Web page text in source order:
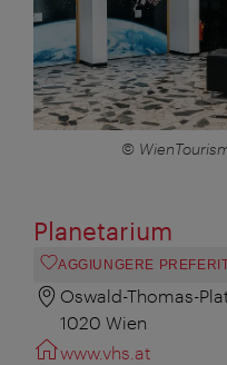
©
Planetarium
AGGIUNGERE
Oswald-Thomas-
1020 Wien
www.vhs.at